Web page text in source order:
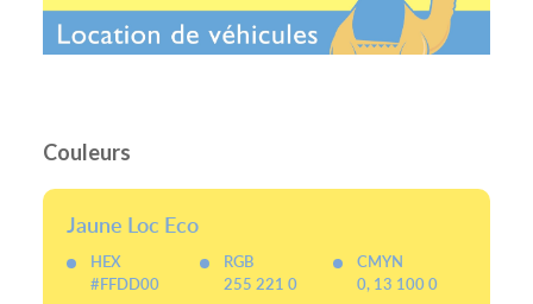
Couleurs
Jaune Loc Eco
HEX
#FFDD00
RGB
255 221 0
CMYN
0, 13 100 0